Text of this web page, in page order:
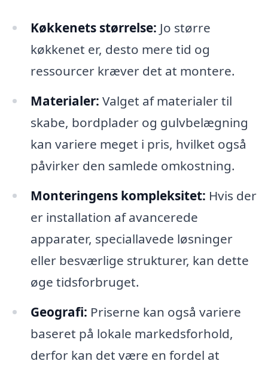
Køkkenets størrelse: Jo større
køkkenet er, desto mere tid og
ressourcer kræver det at montere.
Materialer: Valget af materialer til
skabe, bordplader og gulvbelægning
kan variere meget i pris, hvilket også
påvirker den samlede omkostning.
Monteringens kompleksitet: Hvis der
er installation af avancerede
apparater, speciallavede løsninger
eller besværlige strukturer, kan dette
øge tidsforbruget.
Geografi: Priserne kan også variere
baseret på lokale markedsforhold,
derfor kan det være en fordel at